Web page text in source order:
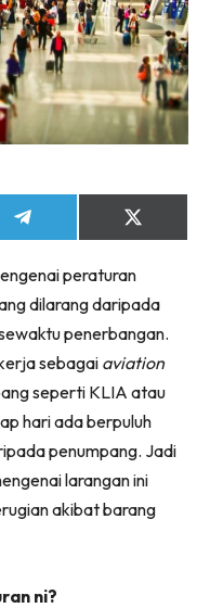
Share
on
Share
on
(Twitter)
peraturan
dilarang daripada
penerbangan.
sebagai aviation
seperti KLIA atau
hari ada berpuluh
penumpang. Jadi
larangan ini
akibat barang
ni?